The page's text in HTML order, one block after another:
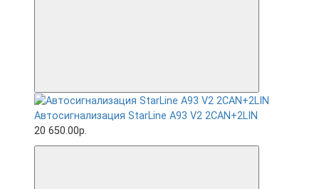
Автосигнализация StarLine A93 V2 2CAN+2LIN
20 650.00р.